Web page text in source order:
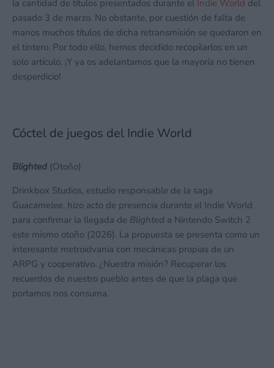
la cantidad de títulos presentados durante el Indie World del
pasado 3 de marzo. No obstante, por cuestión de falta de
manos muchos títulos de dicha retransmisión se quedaron en
el tintero. Por todo ello, hemos decidido recopilarlos en un
solo artículo. ¡Y ya os adelantamos que la mayoría no tienen
desperdicio!
Cóctel de juegos del Indie World
Blighted (Otoño)
Drinkbox Studios, estudio responsable de la saga
Guacamelee, hizo acto de presencia durante el Indie World
para confirmar la llegada de Blighted a Nintendo Switch 2
este mismo otoño (2026). La propuesta se presenta como un
interesante metroidvania con mecánicas propias de un
ARPG y cooperativo. ¿Nuestra misión? Recuperar los
recuerdos de nuestro pueblo antes de que la plaga que
portamos nos consuma.